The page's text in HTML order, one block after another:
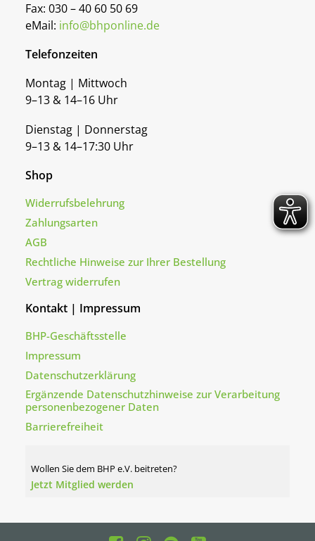
Fax: 030 – 40 60 50 69
eMail: info@bhponline.de
Telefonzeiten
Montag | Mittwoch
9–13 & 14–16 Uhr
Dienstag | Donnerstag
9–13 & 14–17:30 Uhr
Shop
Widerrufsbelehrung
Zahlungsarten
AGB
Rechtliche Hinweise zur Ihrer Bestellung
Vertrag widerrufen
Kontakt | Impressum
BHP-Geschäftsstelle
Impressum
Datenschutzerklärung
Ergänzende Datenschutzhinweise zur Verarbeitung
personenbezogener Daten
Barrierefreiheit
Wollen Sie dem BHP e.V. beitreten?
Jetzt Mitglied werden